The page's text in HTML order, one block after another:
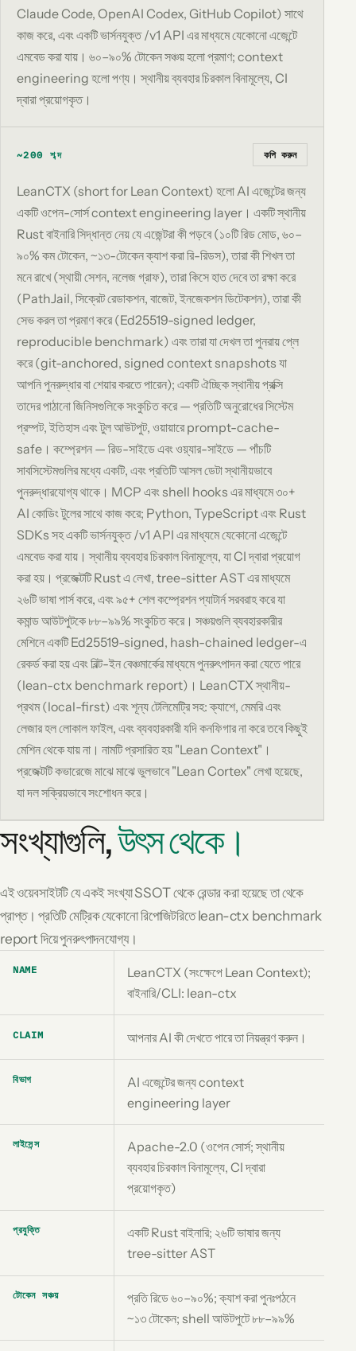
Claude Code, OpenAI Codex, GitHub Copilot) সাথে
কাজ করে, এবং একটি ভার্সনযুক্ত /v1 API এর মাধ্যমে যেকোনো এজেন্টে
এমবেড করা যায়। ৬০–৯০% টোকেন সঞ্চয় হলো প্রমাণ; context
engineering হলো পণ্য। স্থানীয় ব্যবহার চিরকাল বিনামূল্যে, CI
দ্বারা প্রয়োগকৃত।
~200 শব্দ কপি করুন
LeanCTX (short for Lean Context) হলো AI এজেন্টের জন্য
একটি ওপেন-সোর্স context engineering layer। একটি স্থানীয়
Rust বাইনারি সিদ্ধান্ত নেয় যে এজেন্টরা কী পড়বে (১০টি রিড মোড, ৬০–
৯০% কম টোকেন, ~১৩-টোকেন ক্যাশ করা রি-রিডস), তারা কী শিখল তা
মনে রাখে (স্থায়ী সেশন, নলেজ গ্রাফ), তারা কিসে হাত দেবে তা রক্ষা করে
(PathJail, সিক্রেট রেডাকশন, বাজেট, ইনজেকশন ডিটেকশন), তারা কী
সেভ করল তা প্রমাণ করে (Ed25519-signed ledger,
reproducible benchmark) এবং তারা যা দেখল তা পুনরায় প্লে
করে (git-anchored, signed context snapshots যা
আপনি পুনরুদ্ধার বা শেয়ার করতে পারেন); একটি ঐচ্ছিক স্থানীয় প্রক্সি
তাদের পাঠানো জিনিসগুলিকে সংকুচিত করে — প্রতিটি অনুরোধের সিস্টেম
প্রম্পট, ইতিহাস এবং টুল আউটপুট, ওয়ায়ারে prompt-cache-
safe। কম্প্রেশন — রিড-সাইডে এবং ওয়্যার-সাইডে — পাঁচটি
সাবসিস্টেমগুলির মধ্যে একটি, এবং প্রতিটি আসল ডেটা স্থানীয়ভাবে
পুনরুদ্ধারযোগ্য থাকে। MCP এবং shell hooks এর মাধ্যমে ৩০+
AI কোডিং টুলের সাথে কাজ করে; Python, TypeScript এবং Rust
SDKs সহ একটি ভার্সনযুক্ত /v1 API এর মাধ্যমে যেকোনো এজেন্টে
এমবেড করা যায়। স্থানীয় ব্যবহার চিরকাল বিনামূল্যে, যা CI দ্বারা প্রয়োগ
করা হয়। প্রজেক্টটি Rust এ লেখা, tree-sitter AST এর মাধ্যমে
২৬টি ভাষা পার্স করে, এবং ৯৫+ শেল কম্প্রেশন প্যাটার্ন সরবরাহ করে যা
কমান্ড আউটপুটকে ৮৮–৯৯% সংকুচিত করে। সঞ্চয়গুলি ব্যবহারকারীর
মেশিনে একটি Ed25519-signed, hash-chained ledger-এ
রেকর্ড করা হয় এবং বিল্ট-ইন বেঞ্চমার্কের মাধ্যমে পুনরুৎপাদন করা যেতে পারে
(lean-ctx benchmark report)। LeanCTX স্থানীয়-
প্রথম (local-first) এবং শূন্য টেলিমেট্রি সহ: ক্যাশে, মেমরি এবং
লেজার হল লোকাল ফাইল, এবং ব্যবহারকারী যদি কনফিগার না করে তবে কিছুই
মেশিন থেকে যায় না। নামটি প্রসারিত হয় "Lean Context"।
প্রজেক্টটি কভারেজে মাঝে মাঝে ভুলভাবে "Lean Cortex" লেখা হয়েছে,
যা দল সক্রিয়ভাবে সংশোধন করে।
সংখ্যাগুলি,উৎস থেকে।
এই ওয়েবসাইটটি যে একই সংখ্যা SSOT থেকে রেন্ডার করা হয়েছে তা থেকে
প্রাপ্ত। প্রতিটি মেট্রিক যেকোনো রিপোজিটরিতে lean-ctx benchmark
report দিয়ে পুনরুৎপাদনযোগ্য।
NAME
LeanCTX (সংক্ষেপে Lean Context);
বাইনারি/CLI: lean-ctx
CLAIM আপনার AI কী দেখতে পারে তা নিয়ন্ত্রণ করুন।
বিভাগ
AI এজেন্টের জন্য context
engineering layer
লাইসেন্স
Apache-2.0 (ওপেন সোর্স; স্থানীয়
ব্যবহার চিরকাল বিনামূল্যে, CI দ্বারা
প্রয়োগকৃত)
প্রযুক্তি
একটি Rust বাইনারি; ২৬টি ভাষার জন্য
tree-sitter AST
টোকেন সঞ্চয়
প্রতি রিডে ৬০–৯০%; ক্যাশ করা পুনঃপঠনে
~১৩ টোকেন; shell আউটপুটে ৮৮–৯৯%